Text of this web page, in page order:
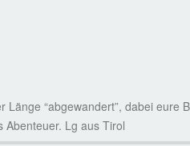
“abgewandert”, dabei
Abenteuer. Lg aus Tirol